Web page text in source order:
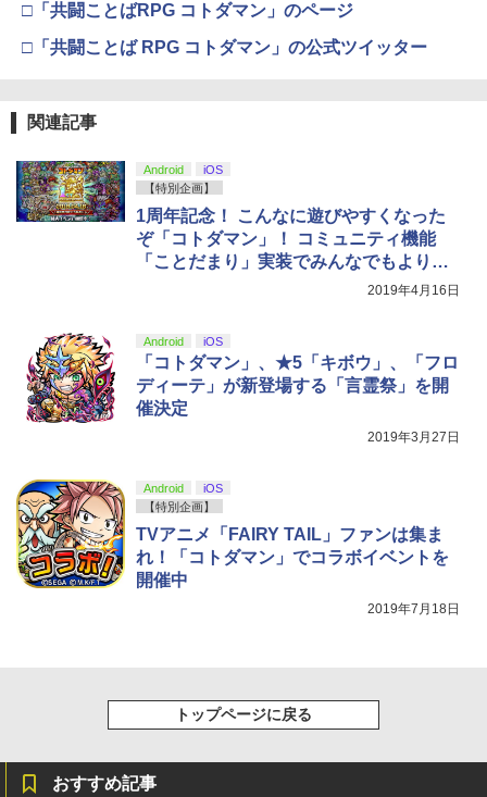
5
ニンテンドープリペイド番号 5000円|オ
ンラインコード版
￥5,000
【純正品】DualSense ワイヤレスコン
トローラー(CFI-ZCT2J)
【純正品】Xbox 充電式バッテリー + US
B-C ケーブル
5
【国内正規品】Thrustmaster スラスト
マスター TH8S シフター - PC、PS4、P
S5、PS5 Pro、Xbox One、Xbox Serie
s X|S 対応の高精度 H パターン シフター
カー特典:【坤と離】二振りの剣、十翼よ
り来たる！スタジオ描き下ろしイラスト
ボード付) [Blu-ray]
4
窩座再来 完全生産限定版 [Blu-ray]
￥8,698
巾着＋メーカー特典:【坤と離】二振りの
剣、十翼より来たる！スタジオ描き下ろ
しイラストボード付) [DVD]
□「共闘ことばRPG コトダマン」のページ
□「共闘ことば RPG コトダマン」の公式ツイッター
関連記事
Android
iOS
【特別企画】
1周年記念！ こんなに遊びやすくなった
ぞ「コトダマン」！ コミュニティ機能
「ことだまり」実装でみんなでもより遊
2019年4月16日
Android iOS
「コトダマン」、★5「キボウ」、「フロ
ディーテ」が新登場する「言霊祭」を開
催決定
2019年3月27日
Android
iOS
【特別企画】
TVアニメ「FAIRY TAIL」ファンは集ま
れ！「コトダマン」でコラボイベントを
開催中
2019年7月18日
トップページに戻る
おすすめ記事